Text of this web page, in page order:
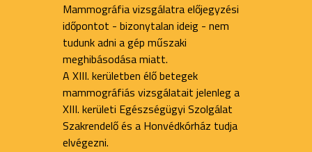
Mammográfia vizsgálatra előjegyzési
időpontot - bizonytalan ideig - nem
tudunk adni a gép műszaki
meghibásodása miatt.
A XIII. kerületben élő betegek
mammográfiás vizsgálatait jelenleg a
XIII. kerületi Egészségügyi Szolgálat
Szakrendelő és a Honvédkórház tudja
elvégezni.